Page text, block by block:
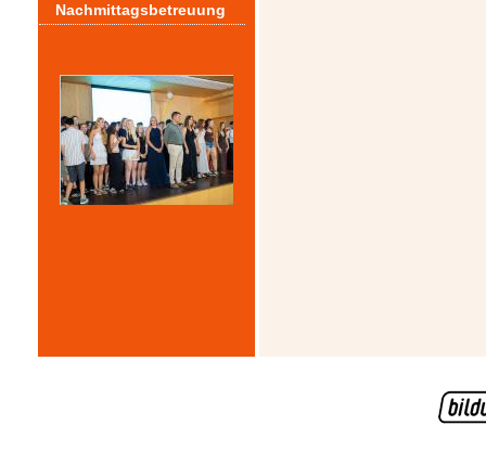
Nachmittagsbetreuung